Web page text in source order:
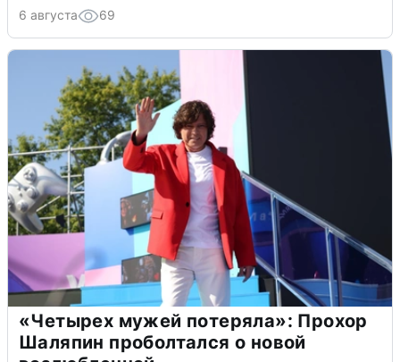
6 августа 69
«Четырех мужей потеряла»: Прохор
Шаляпин проболтался о новой